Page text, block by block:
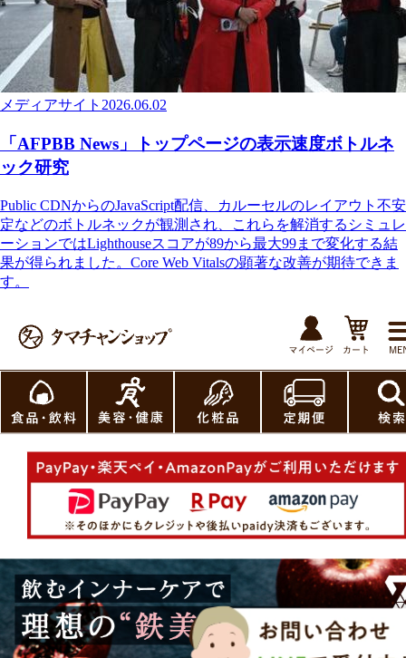
メディアサイト 2026.06.02
「AFPBB News」トップページの表示速度ボトルネ
ック研究
Public CDNからのJavaScript配信、カルーセルのレイアウト不安
定などのボトルネックが観測され、これらを解消するシミュレ
ーションではLighthouseスコアが89から最大99まで変化する結
果が得られました。Core Web Vitalsの顕著な改善が期待できま
す。